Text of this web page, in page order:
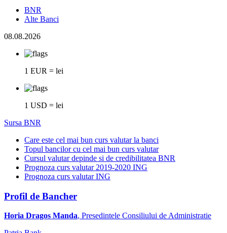
BNR
Alte Banci
08.08.2026
1 EUR = lei
1 USD = lei
Sursa BNR
Care este cel mai bun curs valutar la banci
Topul bancilor cu cel mai bun curs valutar
Cursul valutar depinde si de credibilitatea BNR
Prognoza curs valutar 2019-2020 ING
Prognoza curs valutar ING
Profil de Bancher
Horia Dragos Manda, Presedintele Consiliului de Administratie